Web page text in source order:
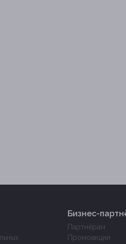
Бизнес-
Партнёрам
Промоакции